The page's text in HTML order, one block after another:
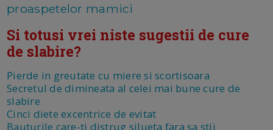
proaspetelor mamici
Si totusi vrei niste sugestii de cure
de slabire?
Pierde in greutate cu miere si scortisoara
Secretul de dimineata al celei mai bune cure de
slabire
Cinci diete excentrice de evitat
Bauturile care-ti distrug silueta fara sa stii